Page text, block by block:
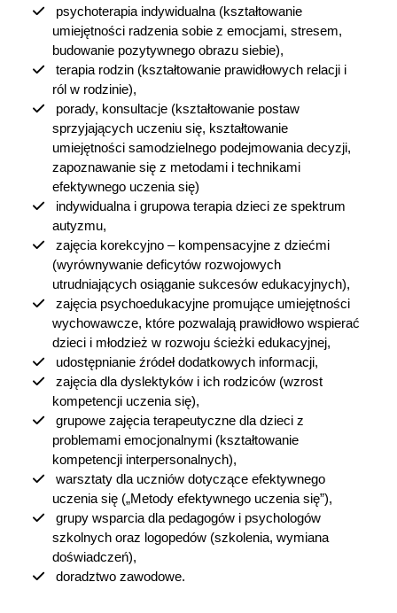
psychoterapia indywidualna (kształtowanie
umiejętności radzenia sobie z emocjami, stresem,
budowanie pozytywnego obrazu siebie),
terapia rodzin (kształtowanie prawidłowych relacji i
ról w rodzinie),
porady, konsultacje (kształtowanie postaw
sprzyjających uczeniu się, kształtowanie
umiejętności samodzielnego podejmowania decyzji,
zapoznawanie się z metodami i technikami
efektywnego uczenia się)
indywidualna i grupowa terapia dzieci ze spektrum
autyzmu,
zajęcia korekcyjno – kompensacyjne z dziećmi
(wyrównywanie deficytów rozwojowych
utrudniających osiąganie sukcesów edukacyjnych),
zajęcia psychoedukacyjne promujące umiejętności
wychowawcze, które pozwalają prawidłowo wspierać
dzieci i młodzież w rozwoju ścieżki edukacyjnej,
udostępnianie źródeł dodatkowych informacji,
zajęcia dla dyslektyków i ich rodziców (wzrost
kompetencji uczenia się),
grupowe zajęcia terapeutyczne dla dzieci z
problemami emocjonalnymi (kształtowanie
kompetencji interpersonalnych),
warsztaty dla uczniów dotyczące efektywnego
uczenia się („Metody efektywnego uczenia się”),
grupy wsparcia dla pedagogów i psychologów
szkolnych oraz logopedów (szkolenia, wymiana
doświadczeń),
doradztwo zawodowe.